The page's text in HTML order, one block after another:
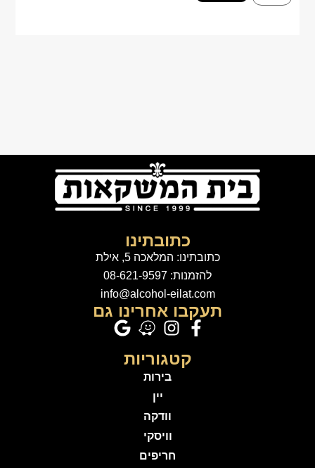
כתובתינו
כתובתינו: המלאכה 5, אילת
להזמנות: 08-621-9597
info@alcohol-eilat.com
תעקבו אחרינו גם
קטגוריות
בירות
יין
וודקה
וויסקי
חריפים